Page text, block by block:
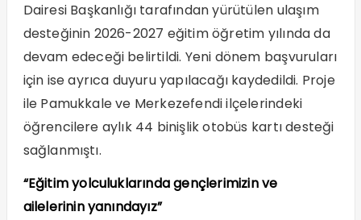
Dairesi Başkanlığı tarafından yürütülen ulaşım
desteğinin 2026-2027 eğitim öğretim yılında da
devam edeceği belirtildi. Yeni dönem başvuruları
için ise ayrıca duyuru yapılacağı kaydedildi. Proje
ile Pamukkale ve Merkezefendi ilçelerindeki
öğrencilere aylık 44 binişlik otobüs kartı desteği
sağlanmıştı.
“Eğitim yolculuklarında gençlerimizin ve
ailelerinin yanındayız”